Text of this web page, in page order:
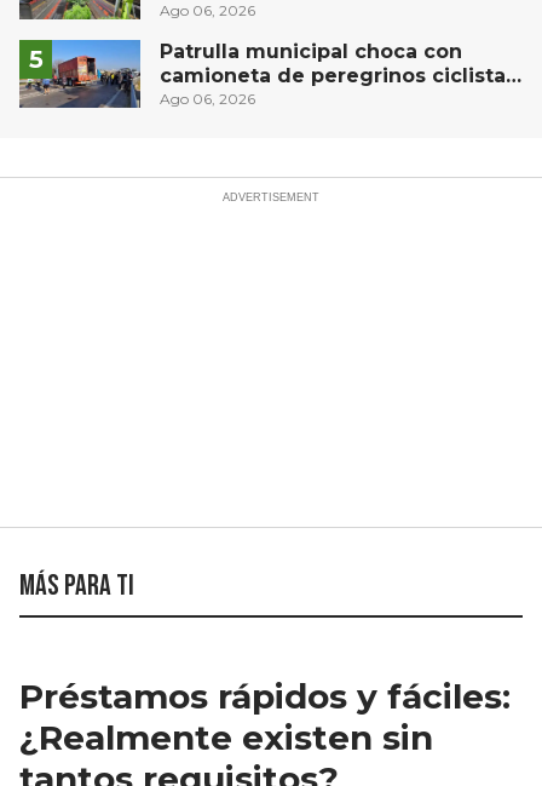
compleja del operativo vial
Ago 06, 2026
Patrulla municipal choca con
camioneta de peregrinos ciclistas
en la autopista México-Querétaro
Ago 06, 2026
Más para ti
Préstamos rápidos y fáciles:
¿Realmente existen sin